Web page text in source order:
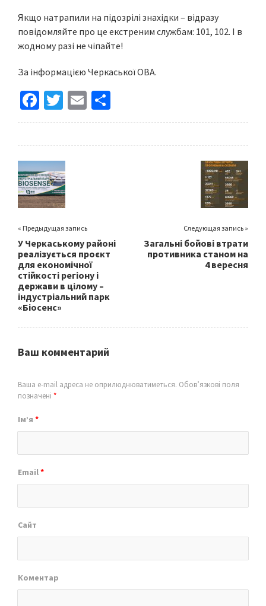
Якщо натрапили на підозрілі знахідки – відразу
повідомляйте про це екстреним службам: 101, 102. І в
жодному разі не чіпайте!
За інформацією Черкаської ОВА.
Fa
ce
o
o
k
T
wi
er
E
m h
« Предыдущая запись
У Черкаському районі
реалізується проєкт
для економічної
стійкості регіону і
держави в цілому –
індустріальний парк
«Біосенс»
Следующая запись »
Загальні бойові втрати
противника станом на
4 вересня
Ваш комментарий
Ваша e-mail адреса не оприлюднюватиметься. Обов’язкові поля
позначені *
Ім’я *
Email*
Сайт
Коментар